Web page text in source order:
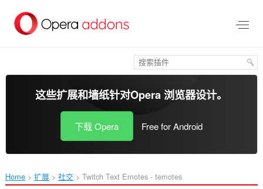
这些扩展和墙纸针对Opera 浏览器设计。
下载 Opera Free for Android
Home 扩展 社交 Twitch Text Emotes - temotes‎